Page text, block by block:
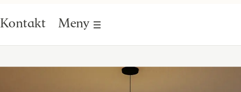
Kontakt Meny